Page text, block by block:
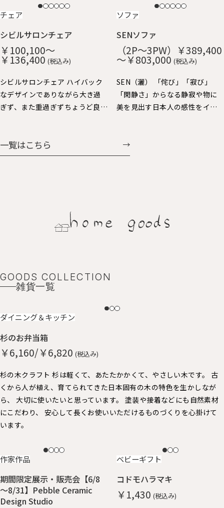
一覧はこちら
りが優しい手触り。ゆったりと
した座り心地。 身体を包み込む
ようなアームと背、肘掛けはや
す。 肘をテーブルに掛ければ、
お掃除も楽々。 樹種：Ｒオー
ク、Ｗオーク、ウォルナット、Ｂ
チェリー 仕上：オイル仕上 張
地：Ａ～Ｇ布、Ｈ：革（2種類）
な手触りと、ギリギリまで細身に
仕上げたフォルムが特徴で、 ア
ーム先端が手にしっくり馴染
み、ずっと触りたくなる心地よ
さです。 貼り込まれた大きなカ
ーブの背と座もゆったりと身体
を受け止めてくれます。 樹種：
Ｒオーク、Ｗオーク、ウォルナッ
ト、Ｂチェリー 仕上：オイル仕
￥107,327
NEW
チェア
シビルサロンチェア
￥100,100～
￥136,400 (税込み)
シビルサロンチェア ハイバック
なデザインでありながら大き過
ぎず、また重過ぎずちょうど良い
連続する美しさと、すっきりとし
た全体フォルムバランスや座り
ングチェア・イージーチェア展
開もされています。
NEW
ソファ
SENソファ
（2P～3PW）￥389,400
～￥803,000 (税込み)
SEN（灑） 「侘び」「寂び」
「閑静さ」からなる静寂や物に
美を見出す日本人の感性をイン
静かで大らかなスタイルを提案
します。
GOODS COLLECTION
雑貨一覧
NEW
ダイニング＆キッチン
杉のお弁当箱
￥6,160/￥6,820 (税込み)
杉の木クラフト 杉は軽くて、あたたかかくて、やさしい木です。 古
くから人が植え、育てられてきた日本固有の木の特色を生かしなが
ら、 大切に使いたいと思っています。 塗装や接着などにも自然素材
にこだわり、 安心して長くお使いいただけるものづくりを心掛けて
います。
NEW
作家作品
期間限定展示・販売会【6/8
～8/31】Pebble Ceramic
Design Studio
NEW
ベビーギフト
コドモハラマキ
￥1,430 (税込み)